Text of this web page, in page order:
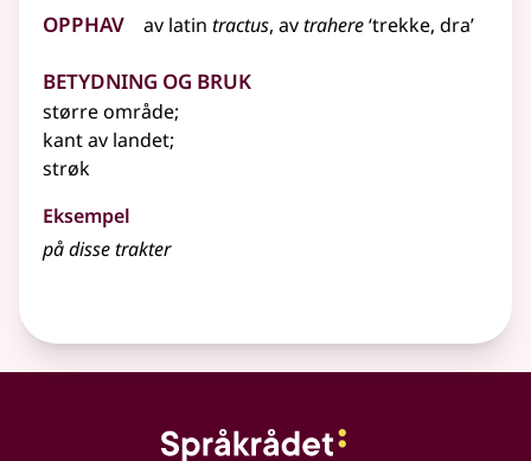
Opphav av latin tractus, avtrahere‘trekke, dra’
Betydning og bruk
større område;
kant av landet;
strøk
Eksempel
på disse trakter